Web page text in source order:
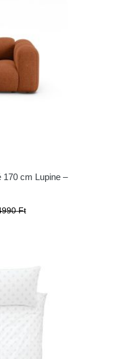
cm Lupine –
Ft